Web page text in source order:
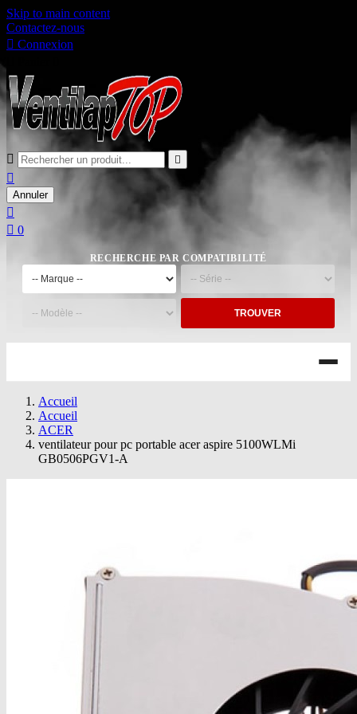
Skip to main content
Contactez-nous
 Connexion
 

Annuler

 0
RECHERCHE PAR COMPATIBILITÉ
TROUVER
Accueil
Accueil
ACER
ventilateur pour pc portable acer aspire 5100WLMi
GB0506PGV1-A